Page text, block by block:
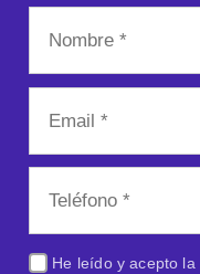
He leído y acepto la